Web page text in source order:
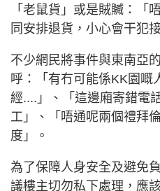
「老鼠貨」或是賊贓：「
同安排退貨，小心會干犯
不少網民將事件與東南亞
呼：「有冇可能係KK園嘅
經....」、「這邊廂寄錯電
工」、「唔通呢兩個禮拜
度」。
為了保障人身安全及避免
議樓主切勿私下處理，應